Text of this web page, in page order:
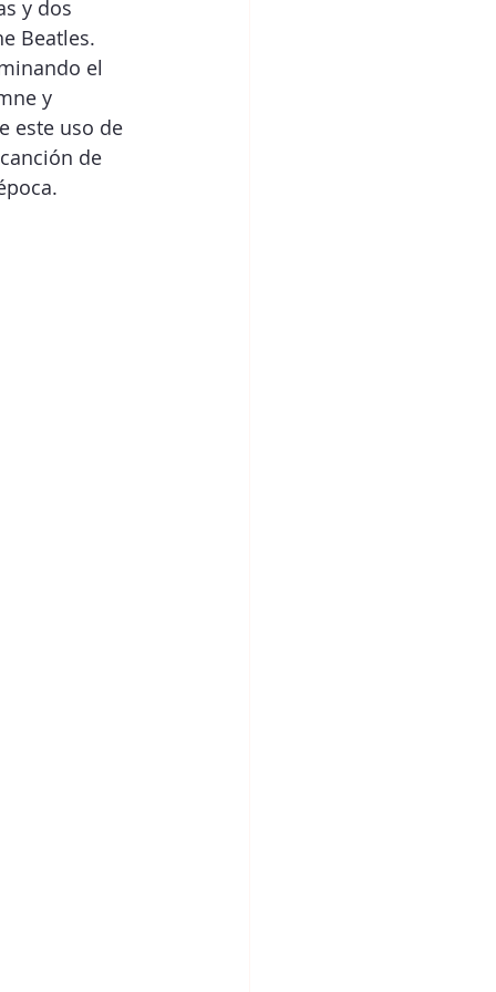
y dos
Beatles.
el
y
este uso de
de